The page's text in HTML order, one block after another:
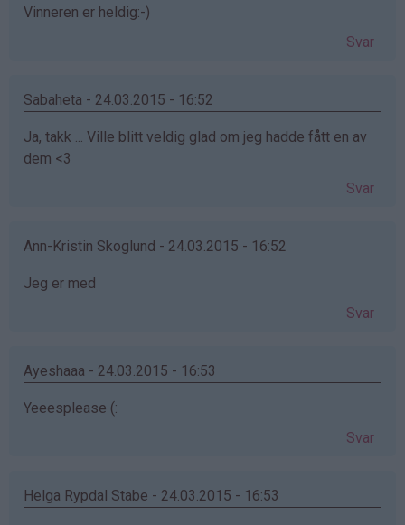
Vinneren er heldig:-)
Svar
Sabaheta - 24.03.2015 - 16:52
Ja, takk ... Ville blitt veldig glad om jeg hadde fått en av
dem <3
Svar
Ann-Kristin Skoglund - 24.03.2015 - 16:52
Jeg er med
Svar
Ayeshaaa - 24.03.2015 - 16:53
Yeeesplease (:
Svar
Helga Rypdal Stabe - 24.03.2015 - 16:53